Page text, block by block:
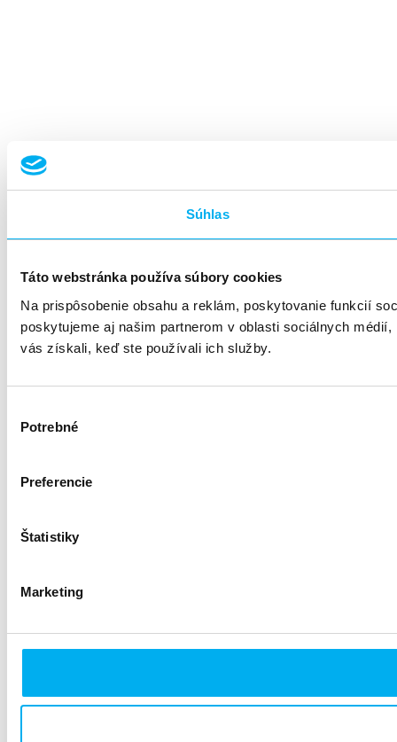
Súhlas
Táto webstránka používa súbory cookies
Na prispôsobenie obsahu a reklám, poskytovanie funkcií
poskytujeme aj našim partnerom v oblasti sociálnych
vás získali, keď ste používali ich služby.
súhlasu
Potrebné
Preferencie
Štatistiky
Marketing